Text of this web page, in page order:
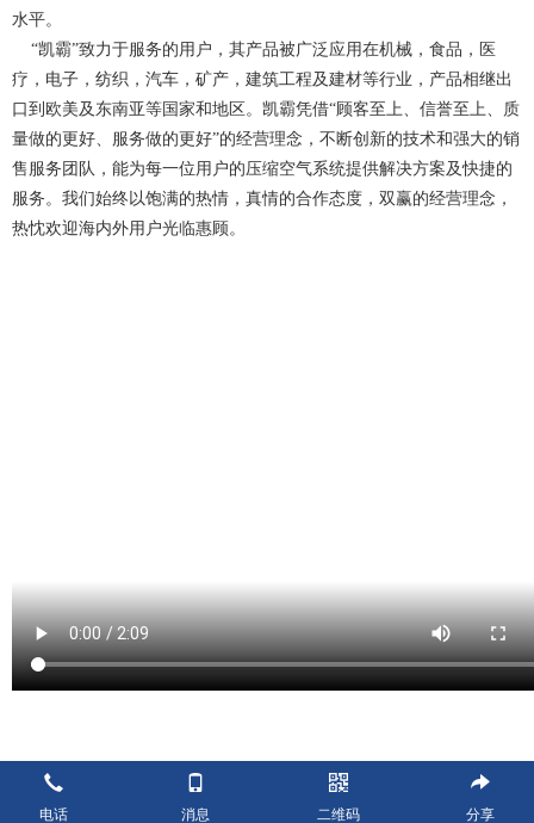
水平。
“凯霸”致力于服务的用户，其产品被广泛应用在机械，食品，医
疗，电子，纺织，汽车，矿产，建筑工程及建材等行业，产品相继出
口到欧美及东南亚等国家和地区。凯霸凭借“顾客至上、信誉至上、质
量做的更好、服务做的更好”的经营理念，不断创新的技术和强大的销
售服务团队，能为每一位用户的压缩空气系统提供解决方案及快捷的
服务。我们始终以饱满的热情，真情的合作态度，双赢的经营理念，
热忱欢迎海内外用户光临惠顾。
电话 消息 二维码 分享